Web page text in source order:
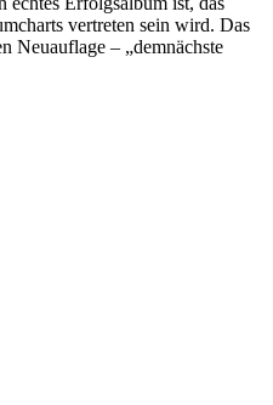
vertreten sein wird. Das
Neuauflage – „demnächste